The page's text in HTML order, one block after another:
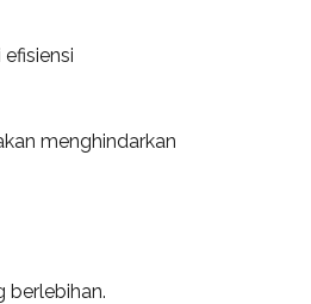
menghindarkan
berlebihan.